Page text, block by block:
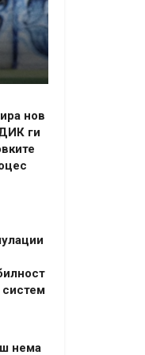
нов
ги
систем
нема